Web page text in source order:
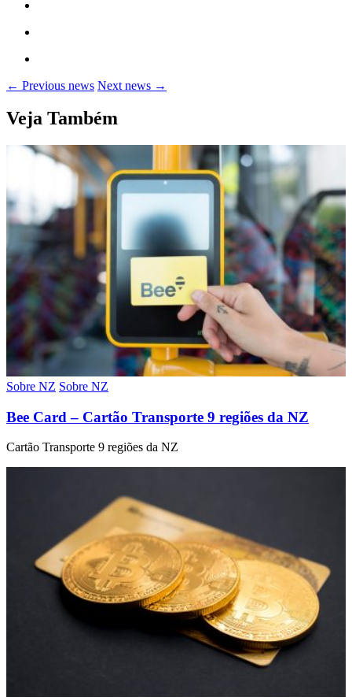
← Previous news Next news →
Veja Também
Sobre NZ Sobre NZ
Bee Card – Cartão Transporte 9 regiões da NZ
Cartão Transporte 9 regiões da NZ